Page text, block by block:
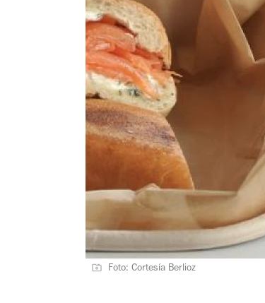
Foto: Cortesía Berlioz